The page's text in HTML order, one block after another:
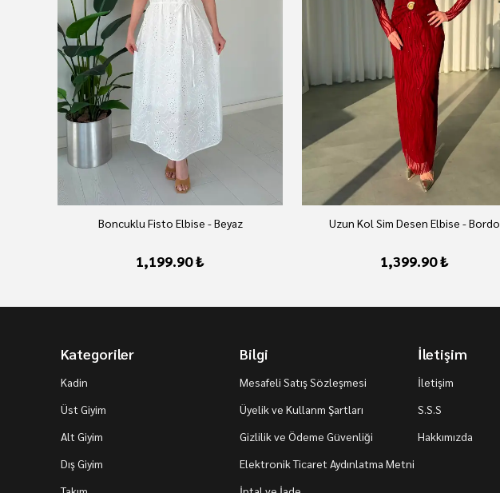
Boncuklu Fisto Elbise - Beyaz
1,199.90 ₺
Uzun Kol Sim Desen Elbise - Bordo
1,399.90 ₺
Kategoriler
Kadin
Üst Giyim
Alt Giyim
Dış Giyim
Bilgi
Mesafeli Satış Sözleşmesi
Üyelik ve Kullanm Şartları
Gizlilik ve Ödeme Güvenliği
Elektronik Ticaret Aydınlatma Metni
İletişim
İletişim
S.S.S
Hakkımızda